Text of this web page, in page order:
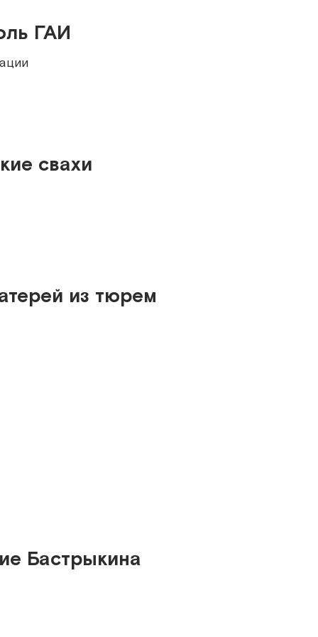
ГАИ
свахи
из тюрем
Бастрыкина